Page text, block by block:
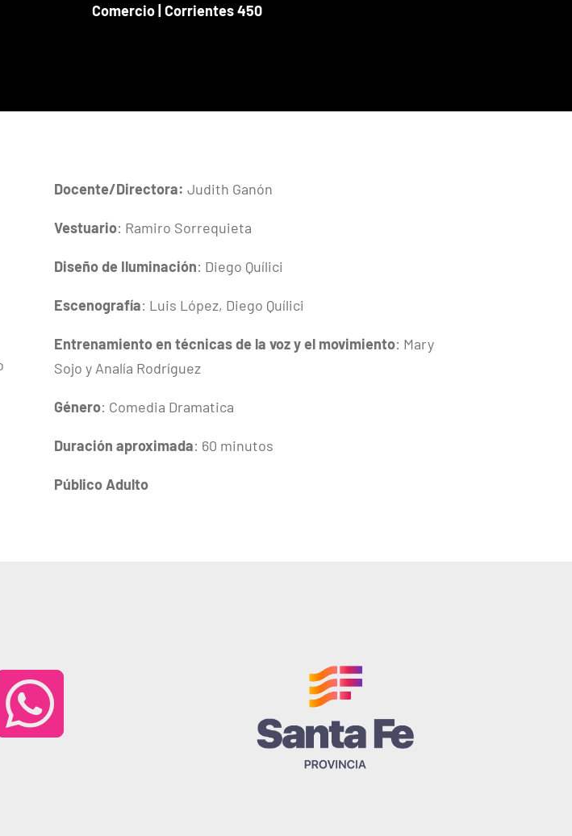
Comercio | Corrientes 450
Docente/Directora: Judith Ganón
Vestuario: Ramiro Sorrequieta
Diseño de Iluminación: Diego Quílici
Escenografía: Luis López, Diego Quílici
Entrenamiento en técnicas de la voz y el movimiento: Mary
Sojo y Analía Rodríguez
Género: Comedia Dramatica
Duración aproximada: 60 minutos
Público Adulto
